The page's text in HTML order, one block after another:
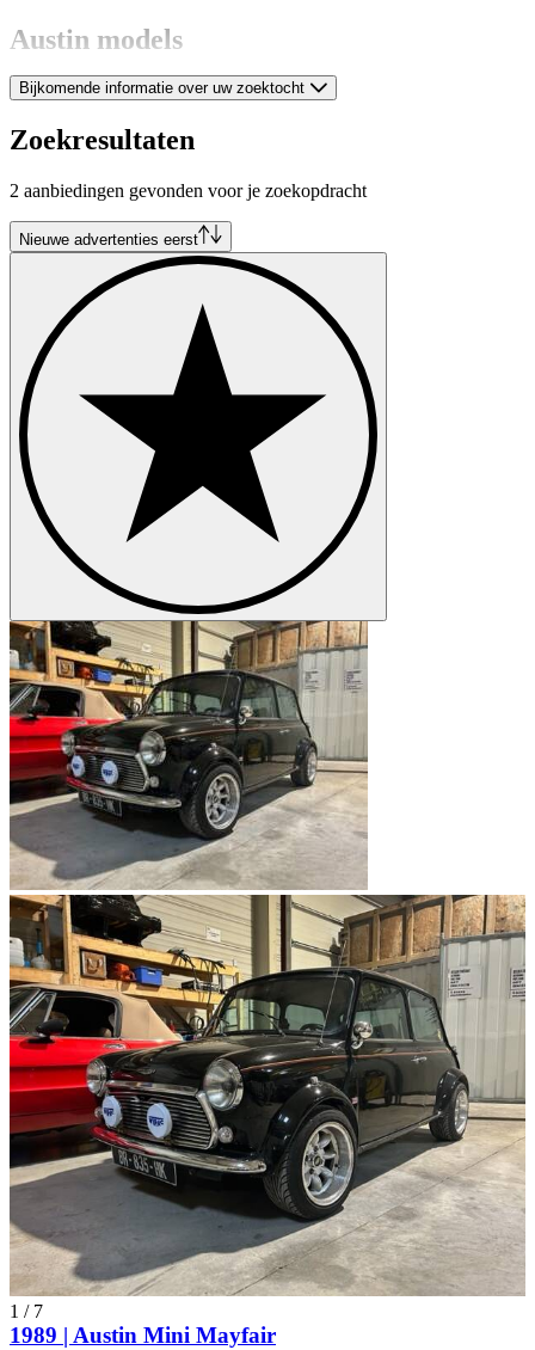
Austin models
Austin 10/4
Austin 20 HP
Austin 7
Austin A 35
Austin A 40
Austin FX 3
Austin FX 4
Austin Gipsy
Austin K4
Bijkomende informatie over uw zoektocht
Zoekresultaten
2 aanbiedingen gevonden voor je zoekopdracht
Nieuwe advertenties eerst
1 / 7
1989 | Austin Mini Mayfair